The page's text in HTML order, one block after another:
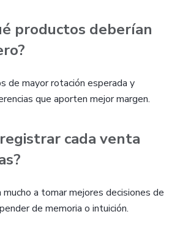
productos deberían
de mayor rotación esperada y
que aporten mejor margen.
cada venta
mucho a tomar mejores decisiones de
de memoria o intuición.